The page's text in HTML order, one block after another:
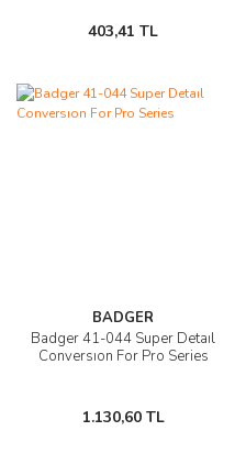
403,41 TL
BADGER
Badger 41-044 Super Detaıl
Conversıon For Pro Series
1.130,60 TL